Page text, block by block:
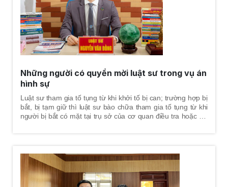
Những người có quyền mời luật sư trong vụ án
hình sự
Luật sư tham gia tố tụng từ khi khởi tố bị can; trường hợp bị
bắt, bị tạm giữ thì luật sư bào chữa tham gia tố tụng từ khi
người bị bắt có mặt tại trụ sở của cơ quan điều tra hoặc khi
tố theo quy định tại điểm e, khoản 1, Điều 57 Bộ luật Tố tụng
Hình sự năm 2015.